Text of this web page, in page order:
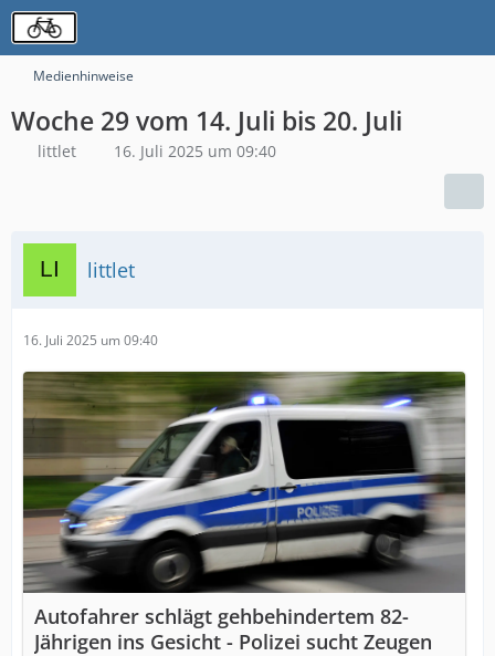
Medienhinweise
Woche 29 vom 14. Juli bis 20. Juli
littlet 16. Juli 2025 um 09:40
littlet
16. Juli 2025 um 09:40
Autofahrer schlägt gehbehindertem 82-
Jährigen ins Gesicht - Polizei sucht Zeugen